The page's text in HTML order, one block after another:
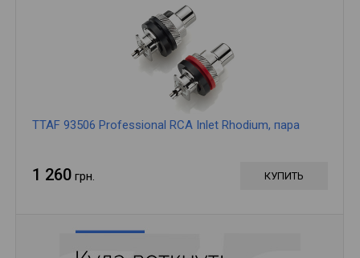
TTAF 93506 Professional RCA Inlet Rhodium, пара
1 260 грн. КУПИТЬ